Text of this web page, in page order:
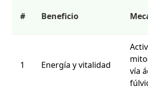
# Beneficio
1 Energía y vitalidad
vía